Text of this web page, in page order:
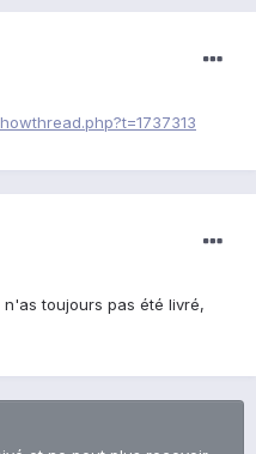
toujours pas été livré,